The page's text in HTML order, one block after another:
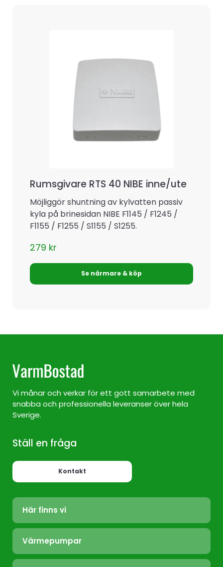
Rumsgivare RTS 40 NIBE inne/ute
Möjliggör shuntning av kylvatten passiv
kyla på brinesidan NIBE F1145 / F1245 /
F1155 / F1255 / S1155 / S1255.
279 kr
Se närmare & köp
Vi månar och verkar för ett gott samarbete med
snabba och professionella leveranser över hela
Sverige.
Ställ en fråga
Kontakt
Här finns vi
Värmepump Sverige
Värmepump Stockholm
Värmepumpar
Luft/Luft